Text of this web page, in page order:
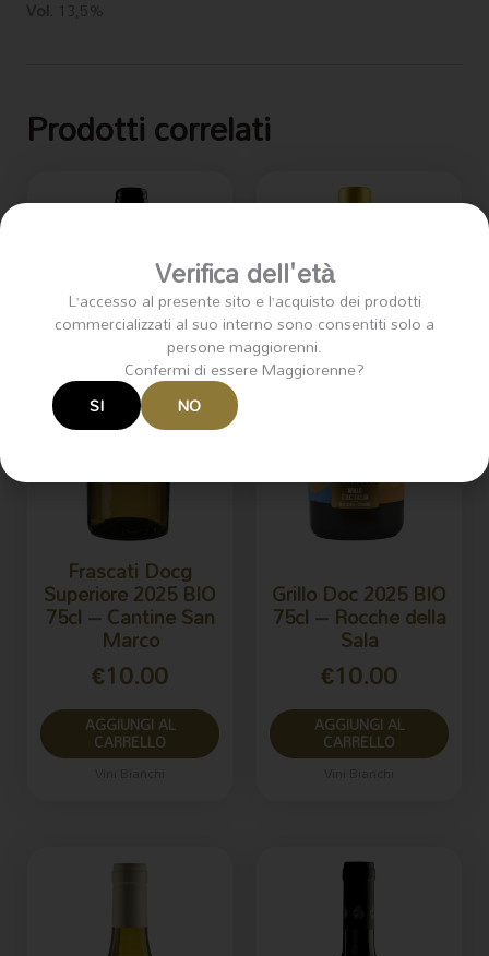
Vol. 13,5%
Prodotti correlati
Frascati Docg
Superiore 2025 BIO
75cl – Cantine San
Marco
€10.00
AGGIUNGI AL
CARRELLO
Grillo Doc 2025 BIO
75cl – Rocche della
Sala
€10.00
AGGIUNGI AL
CARRELLO
Verifica dell'età
L’accesso al presente sito e l’acquisto dei prodotti
commercializzati al suo interno sono consentiti solo a
persone maggiorenni.
Confermi di essere Maggiorenne?
SI NO